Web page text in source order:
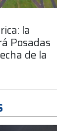
la
Posadas
de la